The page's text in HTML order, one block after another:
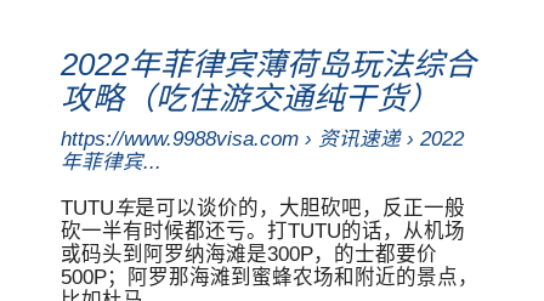
2022年菲律宾薄荷岛玩法综合
攻略（吃住游交通纯干货）
https://www.9988visa.com › 资讯速递 › 2022
年菲律宾...
TUTU车是可以谈价的，大胆砍吧，反正一般
砍一半有时候都还亏。打TUTU的话，从机场
或码头到阿罗纳海滩是300P，的士都要价
500P；阿罗那海滩到蜜蜂农场和附近的景点，